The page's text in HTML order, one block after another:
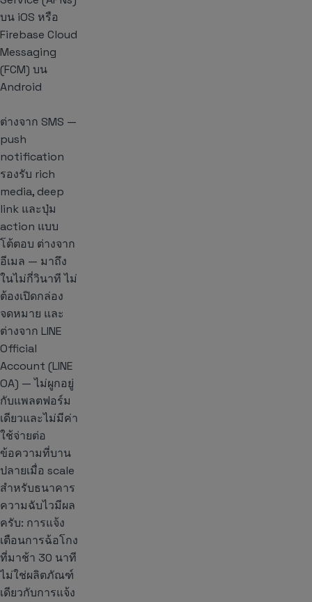
บน iOS หรือ
Firebase Cloud
Messaging
(FCM) บน
Android
ต่างจาก SMS —
push
notification
รองรับ rich
media, deep
link และปุ่ม
action แบบ
โต้ตอบ ต่างจาก
อีเมล — มาถึง
ในไม่กี่วินาที ไม่
ต้องเปิดกล่อง
จดหมาย และ
ต่างจาก LINE
Official
Account (LINE
OA) — ไม่ผูกอยู่
กับแพลตฟอร์ม
เดียวและไม่มีค่า
ใช้จ่ายต่อ
ข้อความที่บาน
ปลายเมื่อ scale
สำหรับธนาคาร
ความฉับไวมีผล
ครับ: การแจ้ง
เตือนการฉ้อโกง
ที่มาช้า 30 นาที
ไม่ใช่ผลิตภัณฑ์
เดียวกับการแจ้ง